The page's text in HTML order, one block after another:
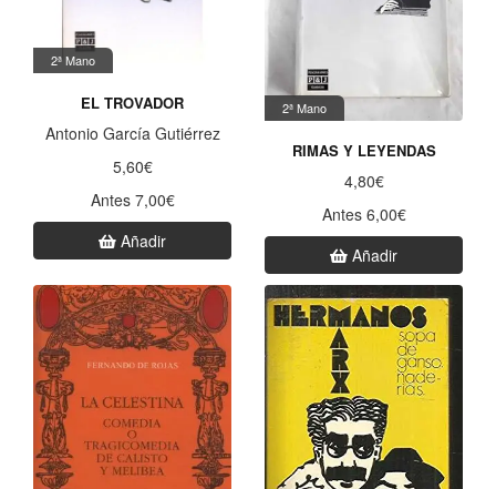
2ª Mano
EL TROVADOR
Antonio García Gutiérrez
5,60€
Antes 7,00€
Añadir
2ª Mano
RIMAS Y LEYENDAS
4,80€
Antes 6,00€
Añadir